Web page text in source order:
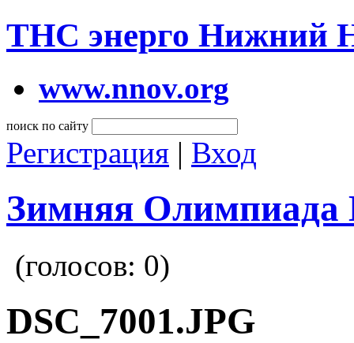
ТНС энерго Нижний
www.nnov.org
поиск по сайту
Регистрация | Вход
Зимняя Олимпиада
(голосов: 0)
DSC_7001.JPG